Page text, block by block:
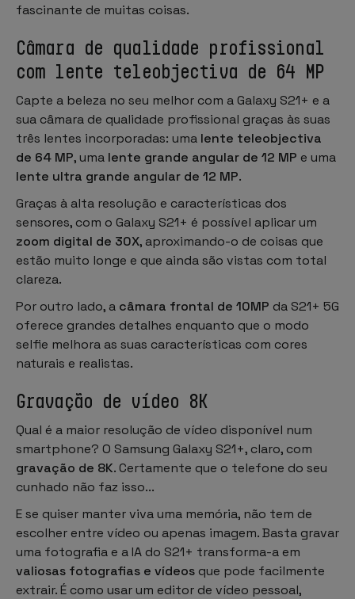
fascinante de muitas coisas.
Câmara de qualidade profissional
com lente teleobjectiva de 64 MP
Capte a beleza no seu melhor com a Galaxy S21+ e a
sua câmara de qualidade profissional graças às suas
três lentes incorporadas: uma lente teleobjectiva
de 64 MP, uma lente grande angular de 12 MP e uma
lente ultra grande angular de 12 MP.
Graças à alta resolução e características dos
sensores, com o Galaxy S21+ é possível aplicar um
zoom digital de 30X, aproximando-o de coisas que
estão muito longe e que ainda são vistas com total
clareza.
Por outro lado, a câmara frontal de 10MP da S21+ 5G
oferece grandes detalhes enquanto que o modo
selfie melhora as suas características com cores
naturais e realistas.
Gravação de vídeo 8K
Qual é a maior resolução de vídeo disponível num
smartphone? O Samsung Galaxy S21+, claro, com
gravação de 8K. Certamente que o telefone do seu
cunhado não faz isso...
E se quiser manter viva uma memória, não tem de
escolher entre vídeo ou apenas imagem. Basta gravar
uma fotografia e a IA do S21+ transforma-a em
valiosas fotografias e vídeos que pode facilmente
extrair. É como usar um editor de vídeo pessoal,